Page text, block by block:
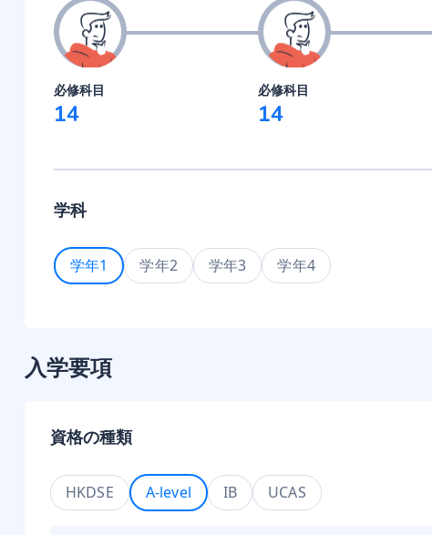
必修科目
14
必修科目
14
学科
学年1 学年2 学年3 学年4
入学要項
資格の種類
HKDSE A-level IB UCAS